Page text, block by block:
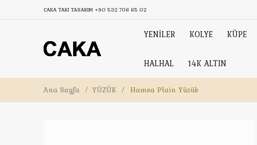
CAKA TAKI TASARIM +90 532 706 65 02
YENİLER KOLYE KÜPE
HALHAL 14K ALTIN
Ana Sayfa / YÜZÜK / Hamsa Plain Yüzük